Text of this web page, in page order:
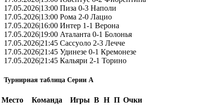
17.05.2026|13:00 Пиза 0-3 Наполи
17.05.2026|13:00 Рома 2-0 Лацио
17.05.2026|16:00 Интер 1-1 Верона
17.05.2026|19:00 Аталанта 0-1 Болонья
17.05.2026|21:45 Сассуоло 2-3 Лечче
17.05.2026|21:45 Удинезе 0-1 Кремонезе
17.05.2026|21:45 Кальяри 2-1 Торино
Турнирная таблица Серии А
Место Команда Игры В Н П Очки